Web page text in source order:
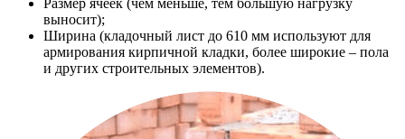
выносит);
Ширина (кладочный лист до 610 мм используют для
армирования кирпичной кладки, более широкие – пола
и других строительных элементов).